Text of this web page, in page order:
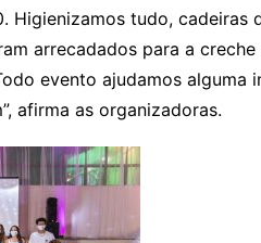
Higienizamos tudo, cadeiras
arrecadados para a creche
evento ajudamos alguma
afirma as organizadoras.